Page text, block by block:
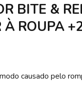
BITE &
À ROUPA
causado pelo